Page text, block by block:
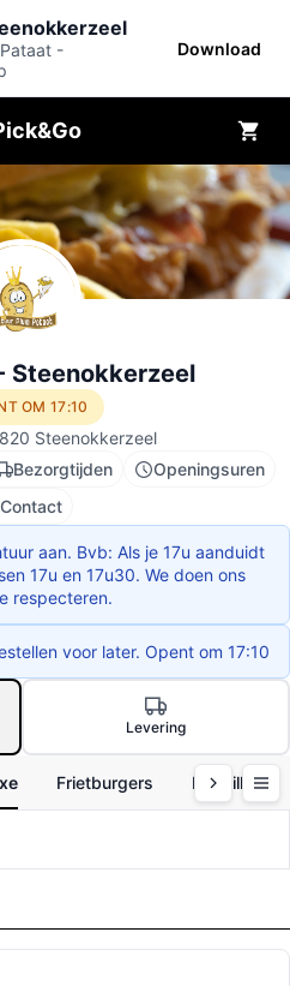
-
Download
Steenokkerzeel
OM 17:10
Steenokkerzeel
Bezorgtijden
Openingsuren
Contact
aan. Bvb: Als je 17u aanduidt
17u en 17u30. We doen ons
respecteren.
voor later. Opent om 17:10
Levering
Frietburgers Mitraillette